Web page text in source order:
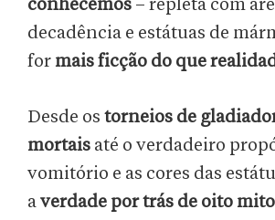
conhecemos – repleta com
decadência e estátuas de
for mais ficção do que
Desde os torneios de
mortais até o verdadeiro
vomitório e as cores das
averdade por trás de oito